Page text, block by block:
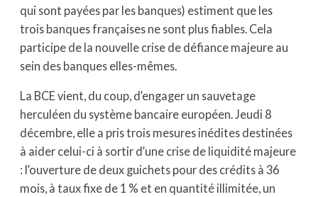
qui sont payées par les banques) estiment que les
trois banques françaises ne sont plus fiables. Cela
participe de la nouvelle crise de défiance majeure au
sein des banques elles-mêmes.
La BCE vient, du coup, d’engager un sauvetage
herculéen du système bancaire européen. Jeudi 8
décembre, elle a pris trois mesures inédites destinées
à aider celui-ci à sortir d’une crise de liquidité majeure
: l’ouverture de deux guichets pour des crédits à 36
mois, à taux fixe de 1 % et en quantité illimitée, un